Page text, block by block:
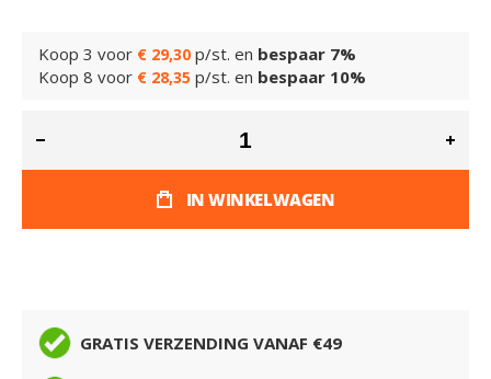
Koop 3 voor € 29,30 p/st. en bespaar 7%
Koop 8 voor € 28,35 p/st. en bespaar 10%
IN WINKELWAGEN
GRATIS VERZENDING VANAF €49